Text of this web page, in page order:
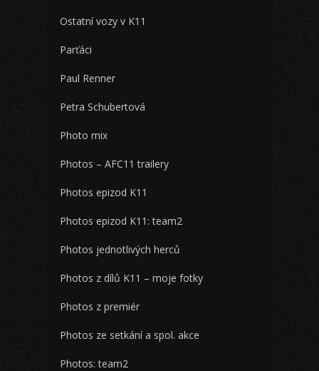
Ostatní vozy v K11
Parťáci
Paul Renner
Petra Schubertová
Photo mix
Photos – AFC11 trailery
Photos epizod K11
Photos epizod K11: team2
Photos jednotlivých herců
Photos z dílů K11 – moje fotky
Photos z premiér
Photos ze setkání a spol. akce
Photos: team2